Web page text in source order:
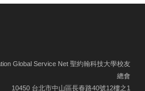
Global Service Net 聖約翰科技大學校友
總會
10450 台北市中山區長春路40號12樓之1